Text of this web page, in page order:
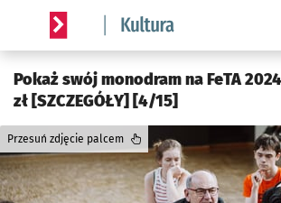
Serwis informacyjny wroclaw.pl
Pokaż swój monodram na FeTA
zł [SZCZEGÓŁY] [4/15]
Przesuń zdjęcie palcem